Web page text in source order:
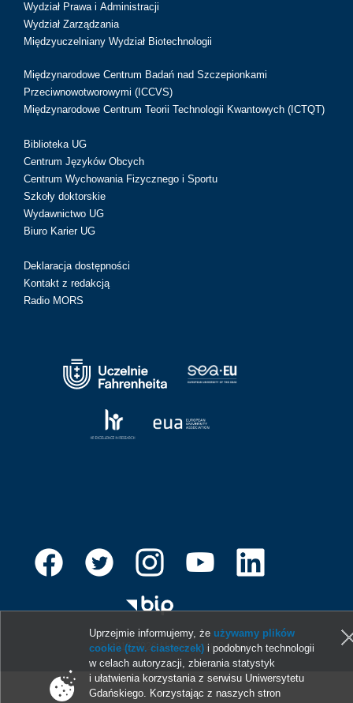
Wydział Prawa i Administracji
Wydział Zarządzania
Międzyuczelniany Wydział Biotechnologii
Międzynarodowe Centrum Badań nad Szczepionkami
Przeciwnowotworowymi (ICCVS)
Międzynarodowe Centrum Teorii Technologii Kwantowych (ICTQT)
Biblioteka UG
Centrum Języków Obcych
Centrum Wychowania Fizycznego i Sportu
Szkoły doktorskie
Wydawnictwo UG
Biuro Karier UG
Deklaracja dostępności
Kontakt z redakcją
Radio MORS
© 2013-2026 Uniwersytet Gdański
Uprzejmie informujemy, że używamy plików
cookie (tzw. ciasteczek) i podobnych technologii
w celach autoryzacji, zbierania statystyk
i ułatwienia korzystania z serwisu Uniwersytetu
Gdańskiego. Korzystając z naszych stron